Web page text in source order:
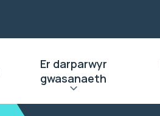
Er darparwyr
gwasanaeth